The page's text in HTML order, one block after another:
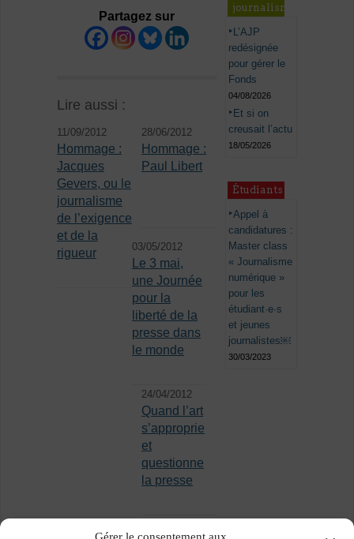
Partagez sur
Lire aussi :
11/09/2012
Hommage :
Jacques
Gevers, ou le
journalisme
de l’exigence
et de la
rigueur
28/06/2012
Hommage :
Paul Libert
03/05/2012
Le 3 mai,
une Journée
pour la
liberté de la
presse dans
le monde
24/04/2012
Quand l’art
s’approprie
et
questionne
la presse
journalisme
L’AJP
redésignée
pour gérer le
Fonds
04/08/2026
Et si on
creusait l’actu
18/05/2026
Étudiants
Appel à
candidatures :
Master class
« Journalisme
numérique »
pour les
étudiant·e·s
et jeunes
journalistes￼
30/03/2023